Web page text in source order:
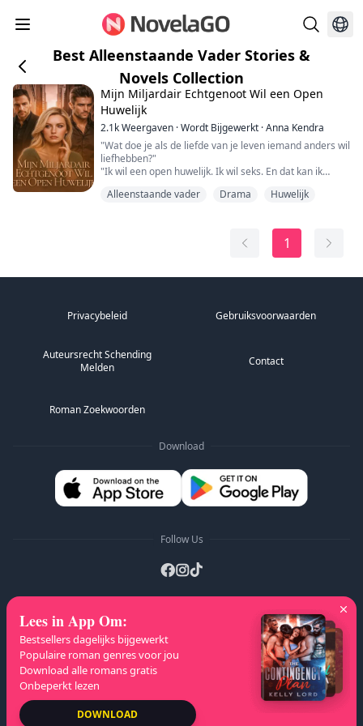
Best Alleenstaande Vader Stories &
Novels Collection
Mijn Miljardair Echtgenoot Wil een Open
Huwelijk
2.1kWeergaven ·Wordt Bijgewerkt ·Anna Kendra
"Wat doe je als de liefde van je leven iemand anders wil
liefhebben?"
"Ik wil een open huwelijk. Ik wil seks. En dat kan ik
"Hoe kun je me dit aandoen, Tristan? Na alles wat we
twaalf jaar huwelijk aandringt op een open huwelijk,
zeggend dat haar leven als huisvrouw en moeder hun
Alleenstaande vader Drama Huwelijk
1
Privacybeleid Gebruiksvoorwaarden
Auteursrecht Schending
Melden
Contact
Roman Zoekwoorden
Download
Follow Us
A-Z Lijsten: A B H I
J
K
L M N O P U V
X
Auteursrecht © 2026 NovelaGO
Lees in App Om:
Bestsellers dagelijks bijgewerkt
Populaire roman genres voor jou
Download alle romans gratis
Onbeperkt lezen
DOWNLOAD